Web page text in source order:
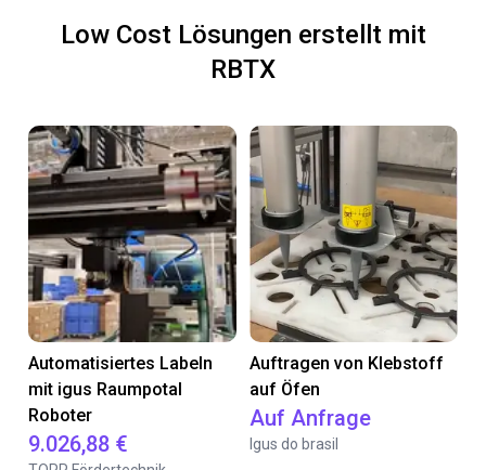
Low Cost Lösungen erstellt mit
RBTX
Automatisiertes Labeln
mit igus Raumpotal
Roboter
9.026,88 €
Auftragen von Klebstoff
auf Öfen
Auf Anfrage
Igus do brasil